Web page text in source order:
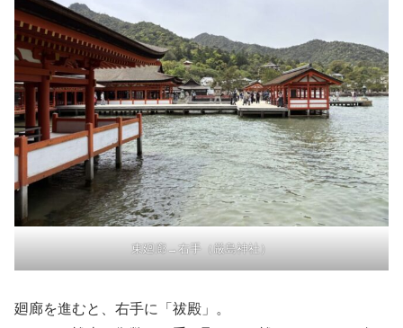
東廻廊→右手（厳島神社）
廻廊を進むと、右手に「祓殿」。